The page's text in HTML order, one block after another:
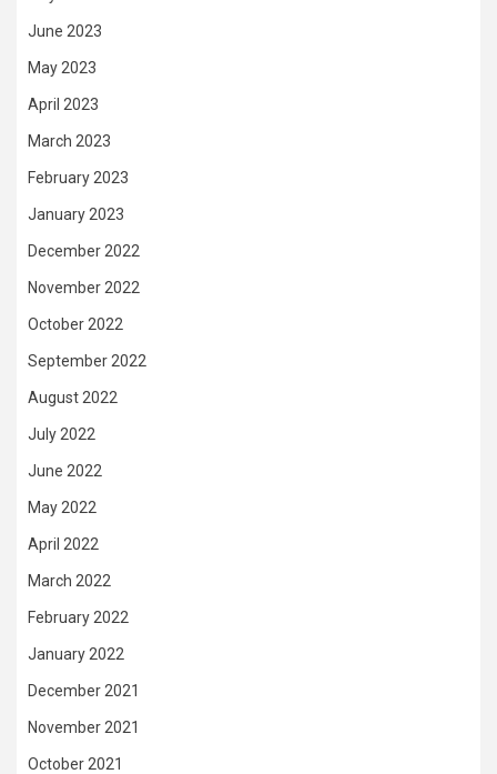
June 2023
May 2023
April 2023
March 2023
February 2023
January 2023
December 2022
November 2022
October 2022
September 2022
August 2022
July 2022
June 2022
May 2022
April 2022
March 2022
February 2022
January 2022
December 2021
November 2021
October 2021